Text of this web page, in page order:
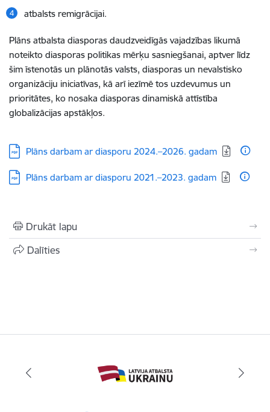
atbalsts remigrācijai.
Plāns atbalsta diasporas daudzveidīgās vajadzības likumā
noteikto diasporas politikas mērķu sasniegšanai, aptver līdz
šim īstenotās un plānotās valsts, diasporas un nevalstisko
organizāciju iniciatīvas, kā arī iezīmē tos uzdevumus un
prioritātes, ko nosaka diasporas dinamiskā attīstība
globalizācijas apstākļos.
Lejupielādēt:
Plāns darbam ar diasporu 2024.–2026. gadam
Lejupielādēt:
Plāns darbam ar diasporu 2021.–2023. gadam
Drukāt lapu
Dalīties